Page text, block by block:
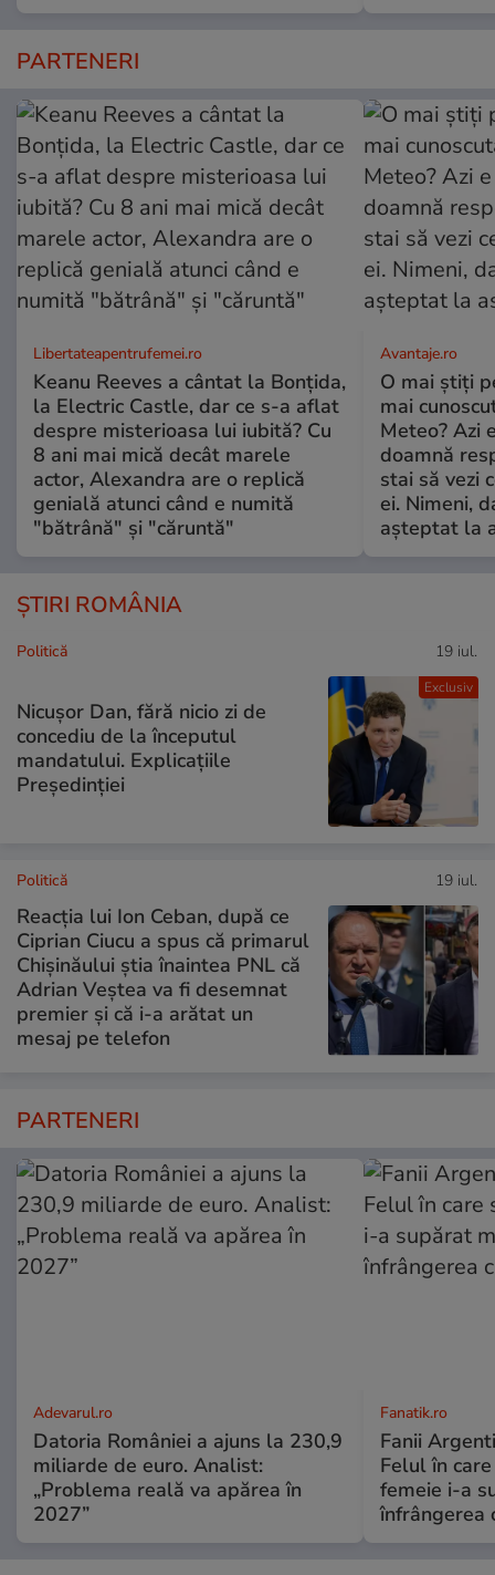
PARTENERI
Libertateapentrufemei.ro
Keanu Reeves a cântat la Bonțida,
la Electric Castle, dar ce s-a aflat
despre misterioasa lui iubită? Cu
8 ani mai mică decât marele
actor, Alexandra are o replică
genială atunci când e numită
"bătrână" și "căruntă"
Avantaje.ro
O mai știți
mai
Meteo? Azi
doamnă
stai să vezi
ei. Nimeni,
așteptat la
ȘTIRI ROMÂNIA
Exclusiv
Politică 19 iul.
Nicușor Dan, fără nicio zi de
concediu de la începutul
mandatului. Explicațiile
Președinției
Politică 19 iul.
Reacția lui Ion Ceban, după ce
Ciprian Ciucu a spus că primarul
Chișinăului știa înaintea PNL că
Adrian Veștea va fi desemnat
premier și că i-a arătat un
mesaj pe telefon
PARTENERI
Adevarul.ro
Datoria României a ajuns la 230,9
miliarde de euro. Analist:
„Problema reală va apărea în
2027”
Fanatik.ro
Fanii
Felul în
femeie i-a
înfrângerea